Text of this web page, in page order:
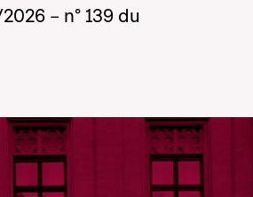
– n° 139 du